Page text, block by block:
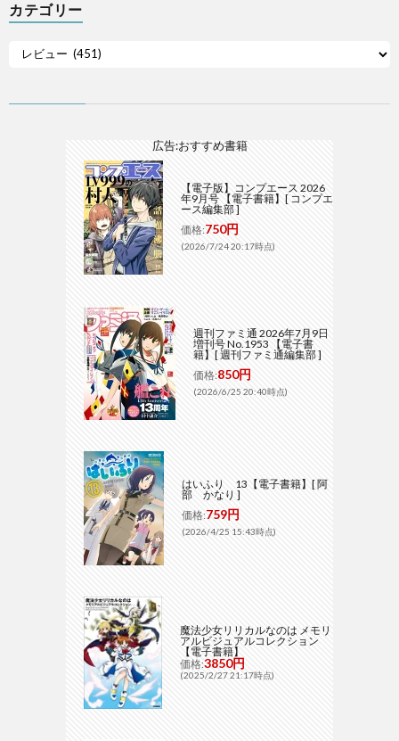
カテゴリー
広告:おすすめ書籍
【電子版】コンプエース 2026
年9月号 【電子書籍】[ コンプエ
ース編集部 ]
価格:750円
(2026/7/24 20:17時点)
週刊ファミ通 2026年7月9日
増刊号 No.1953 【電子書
籍】[ 週刊ファミ通編集部 ]
価格:850円
(2026/6/25 20:40時点)
はいふり 13【電子書籍】[ 阿
部 かなり ]
価格:759円
(2026/4/25 15:43時点)
魔法少女リリカルなのは メモリ
アルビジュアルコレクション
【電子書籍】
価格:3850円
(2025/2/27 21:17時点)